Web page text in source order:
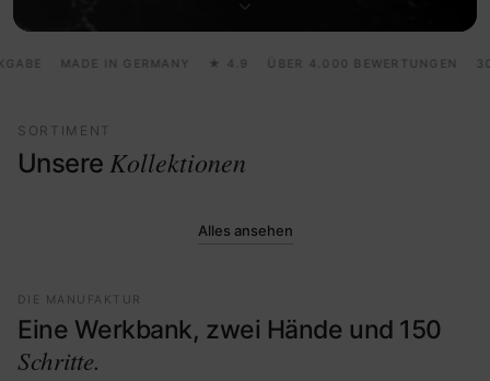
· MADE IN GERMANY · ★ 4.9 ÜBER 4.000 BEWERTUNGEN · 30
SORTIMENT
UnsereKollektionen
5 MODELLE
Alles ansehen
DIE MANUFAKTUR
Eine Werkbank, zwei Hände und 150
Schritte.